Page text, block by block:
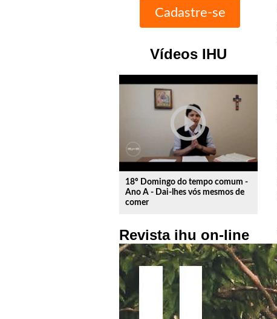
Vídeos IHU
play_circle_outline
18º Domingo do tempo comum -
Ano A - Dai-lhes vós mesmos de
comer
Revista ihu on-line